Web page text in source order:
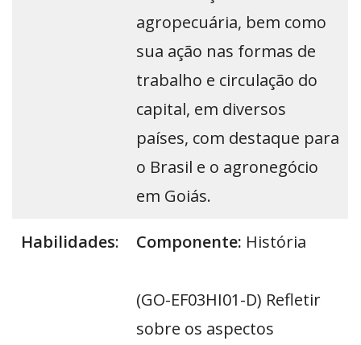
agropecuária, bem como
sua ação nas formas de
trabalho e circulação do
capital, em diversos
países, com destaque para
o Brasil e o agronegócio
em Goiás.
Habilidades: Componente: História
(GO-EF03HI01-D) Refletir
sobre os aspectos